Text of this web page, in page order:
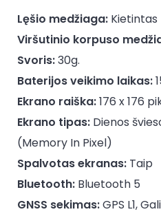
Lęšio medžiaga: Kietintas
Viršutinio korpuso
Svoris:30g.
Baterijos veikimo laikas:
Ekrano raiška:176 x 176
Ekrano tipas: Dienos
(Memory In Pixel)
Spalvotas ekranas: Taip
Bluetooth: Bluetooth 5
GNSS sekimas:GPS L1,